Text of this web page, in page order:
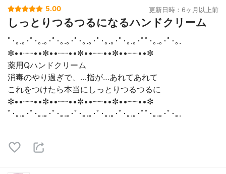
5.00 更新日時：6ヶ月以上前
しっとりつるつるになるハンドクリーム
ﾟ･｡.｡･ﾟ･｡.｡･ﾟ･｡.｡･ﾟ･｡.｡･ﾟ･｡.｡･ﾟ･｡.｡･ﾟﾟ･｡.｡･ﾟ･｡.
✼••┈┈••✼••┈┈••✼••┈┈••✼••┈┈••✼
薬用Qハンドクリーム
消毒のやり過ぎで、…指が…あれてあれて
これをつけたら本当にしっとりつるつるに
✼••┈┈••✼••┈┈••✼••┈┈••✼••┈┈••✼
ﾟ･｡.｡･ﾟ･｡.｡･ﾟ･｡.｡･ﾟ･｡.｡･ﾟ･｡.｡･ﾟ･｡.｡･ﾟﾟ･｡.｡･ﾟ･｡.